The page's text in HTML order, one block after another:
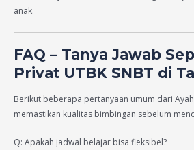
anak.
FAQ – Tanya Jawab
Privat UTBK SNBT di
Berikut beberapa pertanyaan umum dari
memastikan kualitas bimbingan sebelum
Q: Apakah jadwal belajar bisa fleksibel?